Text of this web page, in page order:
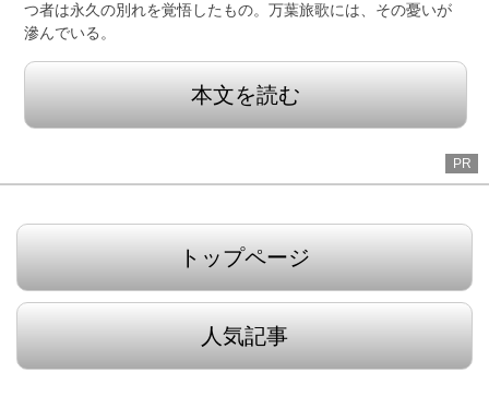
つ者は永久の別れを覚悟したもの。万葉旅歌には、その憂いが
滲んでいる。
本文を読む
PR
トップページ
人気記事